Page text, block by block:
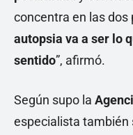
concentra en las dos
autopsia va a ser lo
sentido”, afirmó.
Según supo la
especialista también